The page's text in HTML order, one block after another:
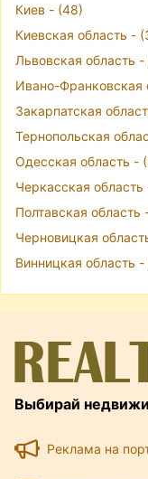
Киев - (48)
Киевская область -
Львовская область -
Ивано-Франковская
Закарпатская
Тернопольская
Одесская область -
Черкасская область
Полтавская область
Черновицкая
Винницкая область -
Выбирай
Реклама на